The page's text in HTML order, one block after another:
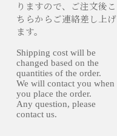
りますので、ご注文後こ
ちらからご連絡差し上げ
ます。
Shipping cost will be
changed based on the
quantities of the order.
We will contact you when
you place the order.
Any question, please
contact us.